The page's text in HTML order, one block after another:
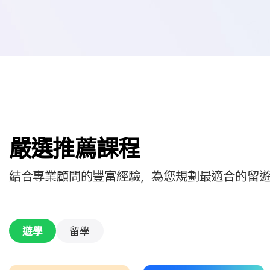
嚴選推薦課程
結合專業顧問的豐富經驗，為您規劃最適合的留
遊學 留學